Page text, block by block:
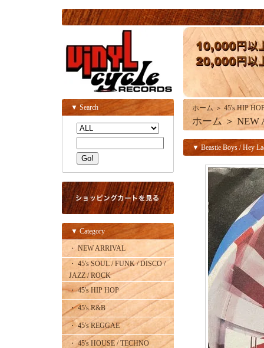
▼ Search
▼ Category
・ NEW ARRIVAL
・ 45's SOUL / FUNK / DISCO /
JAZZ / ROCK
・ 45's HIP HOP
・ 45's R&B
・ 45's REGGAE
・ 45's HOUSE / TECHNO
ホーム ＞ 45's HIP
ホーム ＞ NEW
▼ Beastie Boys / Hey